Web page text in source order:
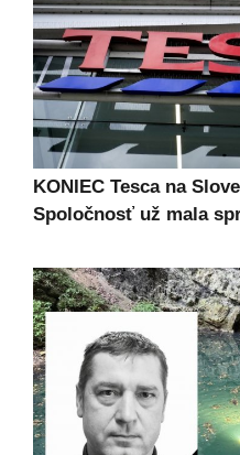
KONIEC Tesca na
Spoločnosť už mala